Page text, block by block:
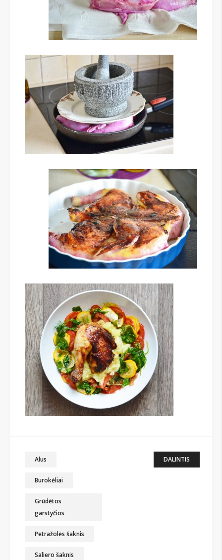
Alus
Burokėliai
Grūdėtos
garstyčios
Petražolės šaknis
Saliero šaknis
DALINTIS